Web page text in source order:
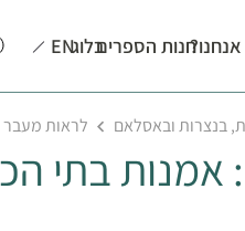
חנות הספריםבלוגEN
בנצרות ובאסלאם לראות
אמנות בתי